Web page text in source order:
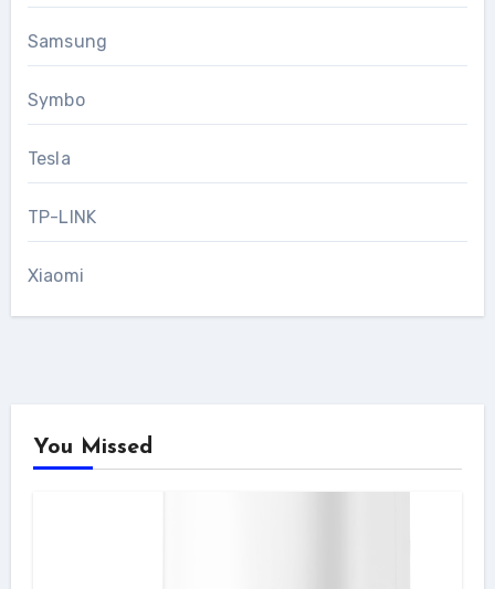
Samsung
Symbo
Tesla
TP-LINK
Xiaomi
You Missed